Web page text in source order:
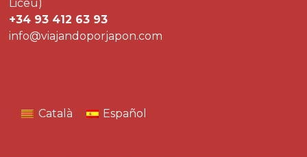
Liceu)
+34 93 412 63 93
info@viajandoporjapon.com
Català Español